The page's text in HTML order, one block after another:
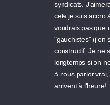
syndicats.
cela je suis accro
voudrais pas que
"gauchistes" (j'en
constructif. Je ne
longtemps si on
à nous parler
arrivent à l'heure!